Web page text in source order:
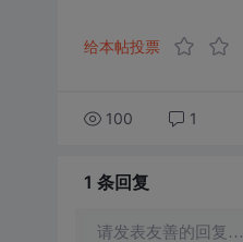
给本帖投票
100 1
1 条回复
请发表友善的回复…